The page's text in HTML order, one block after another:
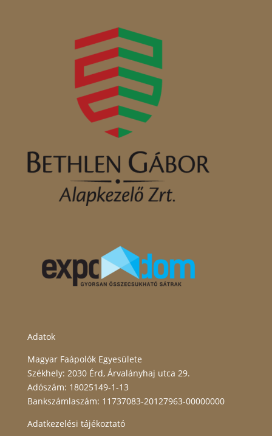
Adatok
Magyar Faápolók Egyesülete
Székhely: 2030 Érd, Árvalányhaj utca 29.
Adószám: 18025149-1-13
Bankszámlaszám: 11737083-20127963-00000000
Adatkezelési tájékoztató